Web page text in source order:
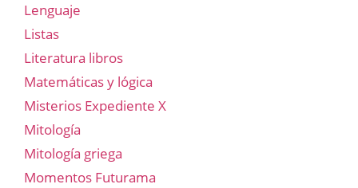
Lenguaje
Listas
Literatura libros
Matemáticas y lógica
Misterios Expediente X
Mitología
Mitología griega
Momentos Futurama